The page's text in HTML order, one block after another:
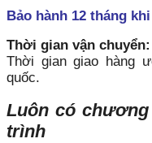
Bảo hành 12 tháng
Thời gian vận chuyển:
Thời gian giao hàng
quốc.
Luôn có
trình